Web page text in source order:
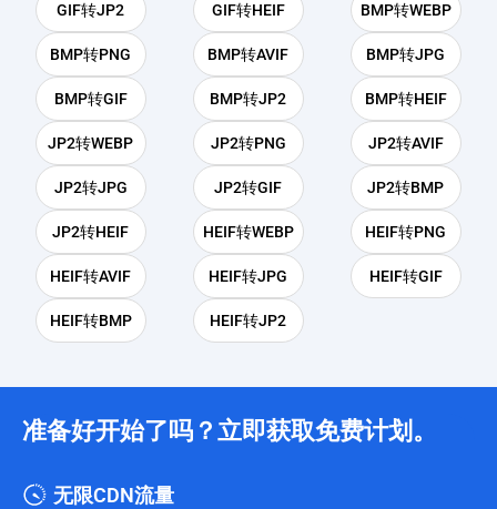
GIF转JP2 GIF转HEIF BMP转WEBP
BMP转PNG BMP转AVIF BMP转JPG
BMP转GIF BMP转JP2 BMP转HEIF
JP2转WEBP JP2转PNG JP2转AVIF
JP2转JPG JP2转GIF JP2转BMP
JP2转HEIF HEIF转WEBP HEIF转PNG
HEIF转AVIF HEIF转JPG HEIF转GIF
HEIF转BMP HEIF转JP2
准备好开始了吗？立即获取免费计划。
无限CDN流量